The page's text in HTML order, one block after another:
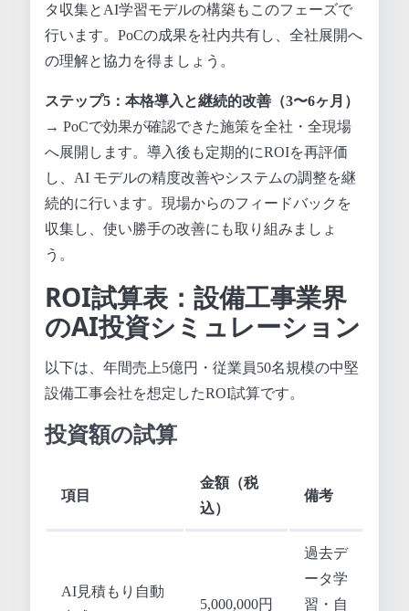
タ収集とAI学習モデルの構築もこのフェーズで
行います。PoCの成果を社内共有し、全社展開へ
の理解と協力を得ましょう。
ステップ5：本格導入と継続的改善（3〜6ヶ月）
→ PoCで効果が確認できた施策を全社・全現場
へ展開します。導入後も定期的にROIを再評価
し、AI モデルの精度改善やシステムの調整を継
続的に行います。現場からのフィードバックを
収集し、使い勝手の改善にも取り組みましょ
う。
ROI試算表：設備工事業界
のAI投資シミュレーション
以下は、年間売上5億円・従業員50名規模の中堅
設備工事会社を想定したROI試算です。
投資額の試算
項目
金額（税
込）
備考
AI見積もり自動
5,000,000円
過去デ
ータ学
習・自